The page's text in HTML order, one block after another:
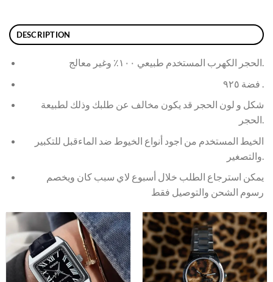
DESCRIPTION
الحجر الكهرب المستخدم طبيعي ١٠٠٪ وغير معالج.
شكل و لون الحجر قد يكون مخالف عن طلبك وذلك لطبيعة
الحجر.
الخيط المستخدم من اجود أنواع الخيوط ضد الماءقبل للتكبير
والتصغير.
يمكن استرجاع الطلب خلال أسبوع لاي سبب كان ويخصم
رسوم الشحن والتوصيل فقط